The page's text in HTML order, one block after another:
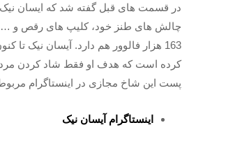
در قسمت های قبل گفته شد که ایسان نیک
کرده است که هدف او فقط شاد کردن
پست این شاخ مجازی در اینستاگرام مربوط به 29 ژانویه سال 2016 میلای
اینستاگرام آیسان نیک